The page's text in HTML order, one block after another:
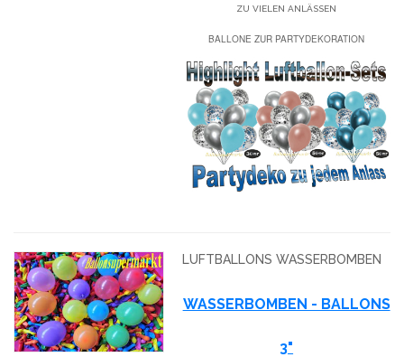
ZU VIELEN ANLÄSSEN
BALLONE ZUR PARTYDEKORATION
LUFTBALLONS WASSERBOMBEN
WASSERBOMBEN - BALLONS
3"